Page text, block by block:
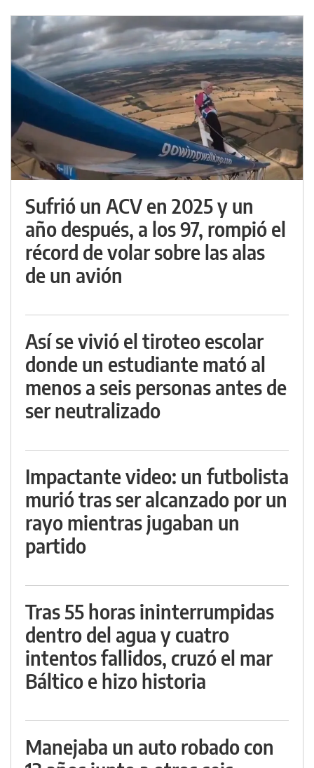
Sufrió un ACV en 2025 y un
año después, a los 97, rompió el
récord de volar sobre las alas
de un avión
Así se vivió el tiroteo escolar
donde un estudiante mató al
menos a seis personas antes de
ser neutralizado
Impactante video: un futbolista
murió tras ser alcanzado por un
rayo mientras jugaban un
partido
Tras 55 horas ininterrumpidas
dentro del agua y cuatro
intentos fallidos, cruzó el mar
Báltico e hizo historia
Manejaba un auto robado con